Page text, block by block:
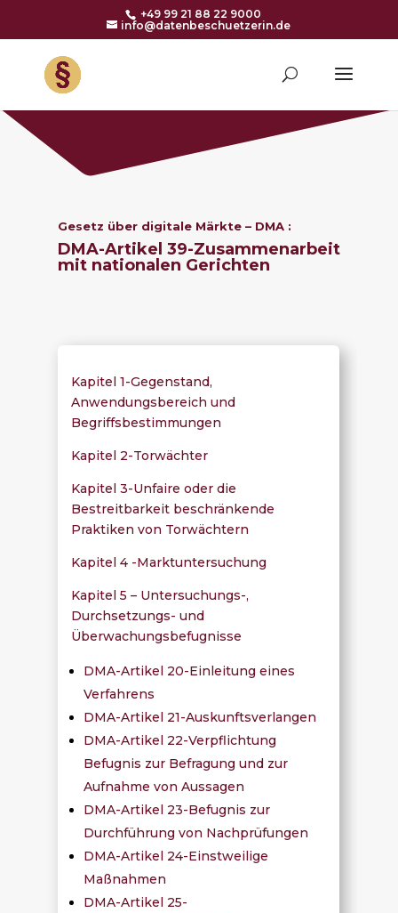
+49 99 21 88 22 9000
info@datenbeschuetzerin.de
Gesetz über digitale Märkte– DMA :
DMA-Artikel 39-Zusammenarbeit
mit nationalen Gerichten
Kapitel 1-Gegenstand,
Anwendungsbereich und
Begriffsbestimmungen
Kapitel 2-Torwächter
Kapitel 3-Unfaire oder die
Bestreitbarkeit beschränkende
Praktiken von Torwächtern
Kapitel 4 -Marktuntersuchung
Kapitel 5 – Untersuchungs-,
Durchsetzungs- und
Überwachungsbefugnisse
DMA-Artikel 20-Einleitung eines
Verfahrens
DMA-Artikel 21-Auskunftsverlangen
DMA-Artikel 22-Verpflichtung
Befugnis zur Befragung und zur
Aufnahme von Aussagen
DMA-Artikel 23-Befugnis zur
Durchführung von Nachprüfungen
DMA-Artikel 24-Einstweilige
Maßnahmen
DMA-Artikel 25-